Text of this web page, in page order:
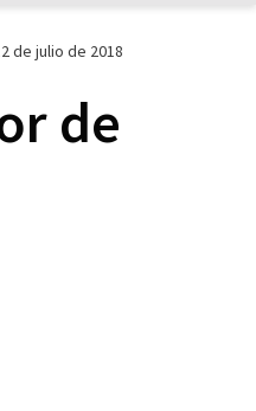
de julio de 2018
de